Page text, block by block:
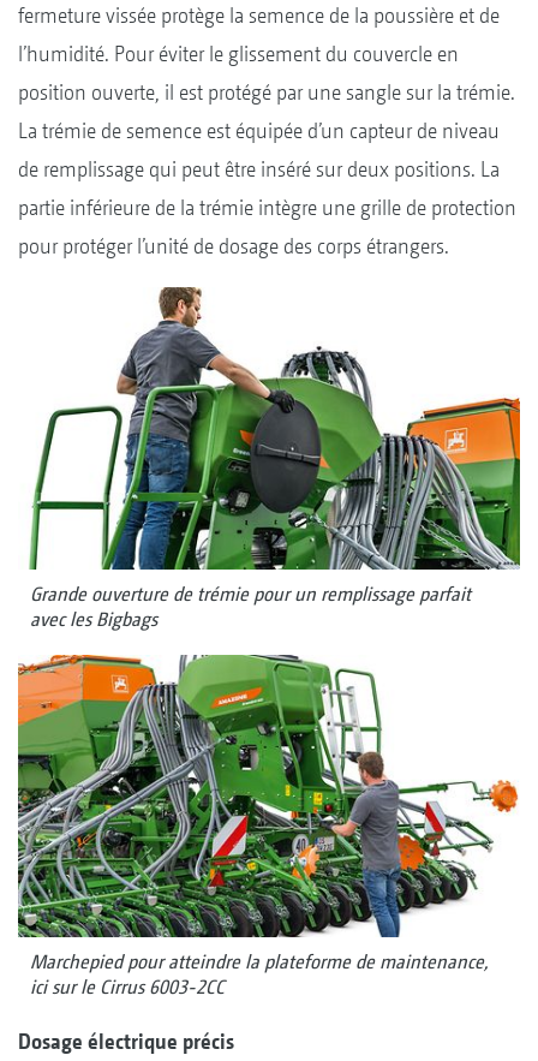
fermeture vissée protège la semence de la poussière et de
l’humidité. Pour éviter le glissement du couvercle en
position ouverte, il est protégé par une sangle sur la trémie.
La trémie de semence est équipée d’un capteur de niveau
de remplissage qui peut être inséré sur deux positions. La
partie inférieure de la trémie intègre une grille de protection
pour protéger l’unité de dosage des corps étrangers.
Grande ouverture de trémie pour un remplissage parfait
avec les Bigbags
Marchepied pour atteindre la plateforme de maintenance,
ici sur le Cirrus 6003-2CC
Dosage électrique précis